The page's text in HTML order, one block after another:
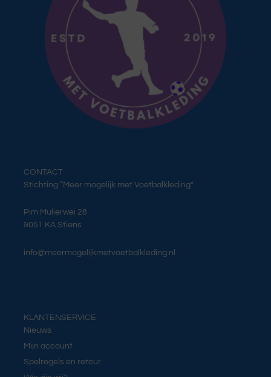
CONTACT
Stichting “Meer mogelijk met Voetbalkleding”
Pim Mulierwei 28
9051 KA Stiens
info@meermogelijkmetvoetbalkleding.nl
KLANTENSERVICE
Nieuws
Mijn account
Spelregels en retour